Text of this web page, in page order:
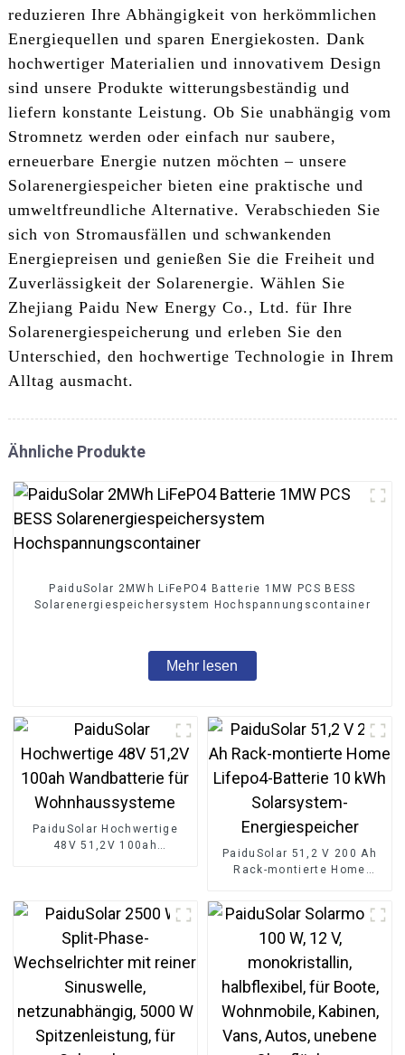
reduzieren Ihre Abhängigkeit von herkömmlichen
Energiequellen und sparen Energiekosten. Dank
hochwertiger Materialien und innovativem Design
sind unsere Produkte witterungsbeständig und
liefern konstante Leistung. Ob Sie unabhängig vom
Stromnetz werden oder einfach nur saubere,
erneuerbare Energie nutzen möchten – unsere
Solarenergiespeicher bieten eine praktische und
umweltfreundliche Alternative. Verabschieden Sie
sich von Stromausfällen und schwankenden
Energiepreisen und genießen Sie die Freiheit und
Zuverlässigkeit der Solarenergie. Wählen Sie
Zhejiang Paidu New Energy Co., Ltd. für Ihre
Solarenergiespeicherung und erleben Sie den
Unterschied, den hochwertige Technologie in Ihrem
Alltag ausmacht.
Ähnliche Produkte
PaiduSolar 2MWh LiFePO4 Batterie 1MW PCS BESS
Solarenergiespeichersystem Hochspannungscontainer
Mehr lesen
PaiduSolar Hochwertige
48V 51,2V 100ah
PaiduSolar 51,2 V 200 Ah
Rack-montierte Home
Energiespeicher